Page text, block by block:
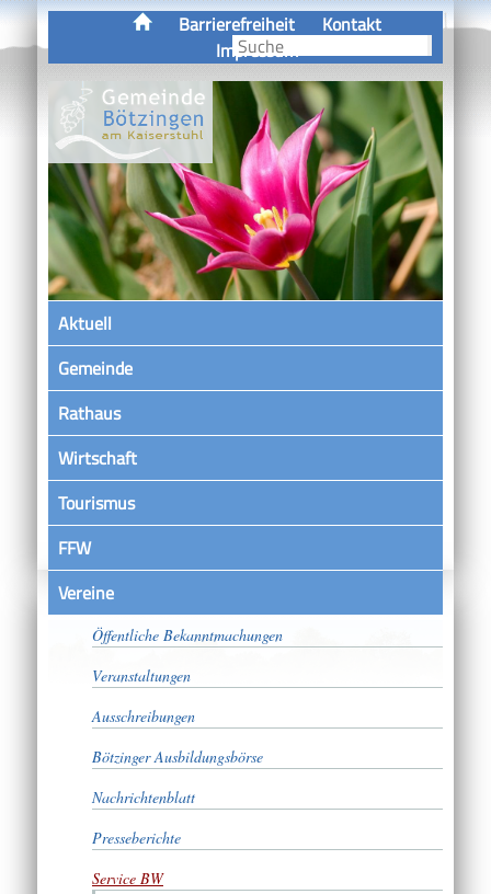
Barrierefreiheit
Kontakt
Impressum
Aktuell
Gemeinde
Rathaus
Wirtschaft
Tourismus
FFW
VereineSatzungen
Öffentliche Bekanntmachungen
Veranstaltungen
Ausschreibungen
Bötzinger Ausbildungsbörse
Nachrichtenblatt
Presseberichte
Service BW